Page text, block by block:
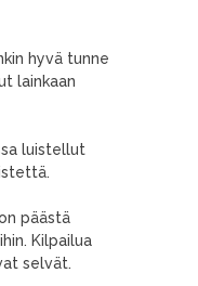
hyvä tunne
lainkaan
luistellut
päästä
Kilpailua
selvät.